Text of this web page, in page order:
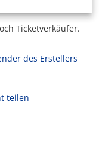
Ticketverkäufer.
des Erstellers
teilen